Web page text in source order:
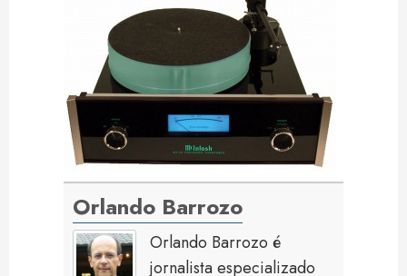
Orlando Barrozo
Orlando Barrozo é
jornalista especializado